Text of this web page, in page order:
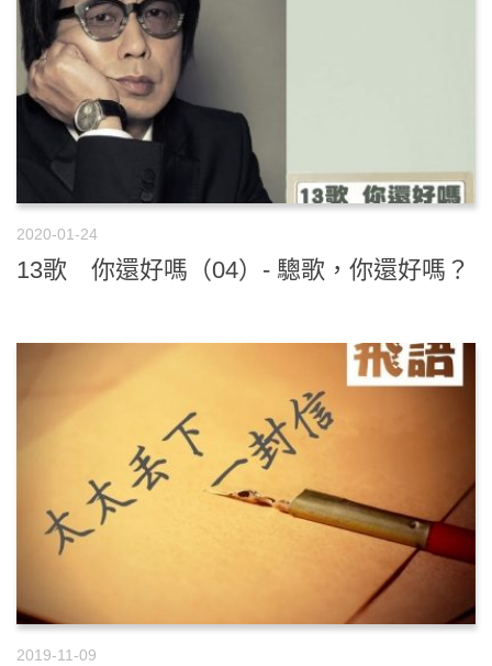
2020-01-24
13歌 你還好嗎（04）- 驄歌，你還好嗎？
2019-11-09